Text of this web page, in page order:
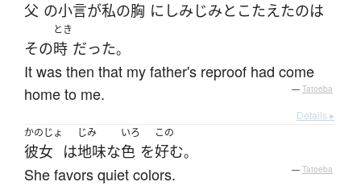
父 の小言が私の胸 に しみじみと こたえたのは
その
とき
時 だった。
It was then that my father's reproof had come
home to me.
— Tatoeba
Details ▸
かのじょ
彼女 は
じみ
地味な
いろ
色 を
この
好む。
She favors quiet colors. — Tatoeba